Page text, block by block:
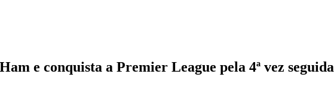
e conquista a Premier League pela 4ª vez seguida